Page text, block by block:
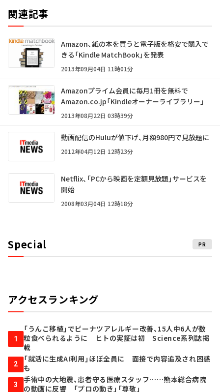
関連記事
Amazon、紙の本を買うと電子版を格安で購入で
きる「Kindle MatchBook」を発表
2013年09月04日 11時01分
Amazonプライム会員に毎月1冊を無料で
Amazon.co.jp「Kindleオーナーライブラリー」
2013年08月22日 03時39分
動画配信のHuluが値下げ、月額980円で見放題に
2012年04月12日 12時23分
Netflix、「PCから映画を定額見放題」サービスを
開始
2008年03月04日 12時18分
Special PR
アクセスランキング
1
「うんこ移植」でピーナツアレルギー改善、15人中6人が数
粒食べられるように ヒトの実証は初 Science系列誌掲
載
2
「就活に生成AI利用」ほぼ全員に 面接で内容追及され困惑
も
3
手術中の大地震、患者守る医療スタッフ……熊本総合病院
の動画に反響 「プロの動き」「尊敬」